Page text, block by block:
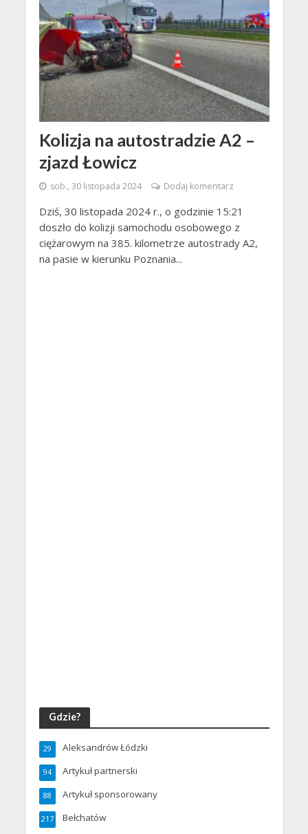
Kolizja na autostradzie A2 –
zjazd Łowicz
sob., 30 listopada 2024 Dodaj komentarz
Dziś, 30 listopada 2024 r., o godzinie 15:21
doszło do kolizji samochodu osobowego z
ciężarowym na 385. kilometrze autostrady A2,
na pasie w kierunku Poznania...
Gdzie?
Aleksandrów Łódzki
29
Artykuł partnerski
94
Artykuł sponsorowany
88
Bełchatów
217